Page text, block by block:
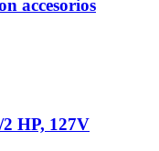
accesorios
HP, 127V